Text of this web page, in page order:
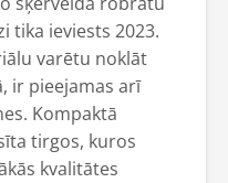
tika ieviests 2023.
varētu noklāt
ir pieejamas arī
Kompaktā
tirgos, kuros
kvalitātes